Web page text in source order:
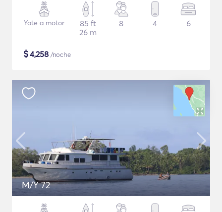
Yate a motor
85 ft
26 m
8 4 6
$4,258 /noche
M/Y 72